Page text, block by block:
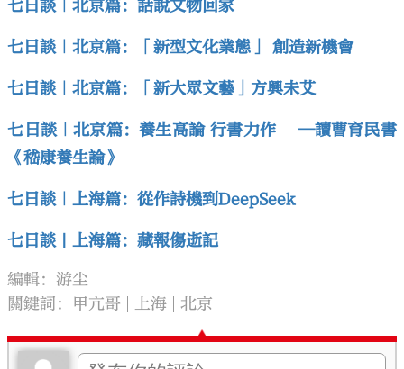
七日談｜北京篇：話說文物回家
七日談｜北京篇：「新型文化業態」 創造新機會
七日談｜北京篇：「新大眾文藝」方興未艾
七日談｜北京篇：養生高論 行書力作 ─讀曹育民書
《嵇康養生論》
七日談｜上海篇：從作詩機到DeepSeek
七日談 | 上海篇：藏報傷逝記
編輯：游尘
關鍵詞： 甲亢哥 上海 北京